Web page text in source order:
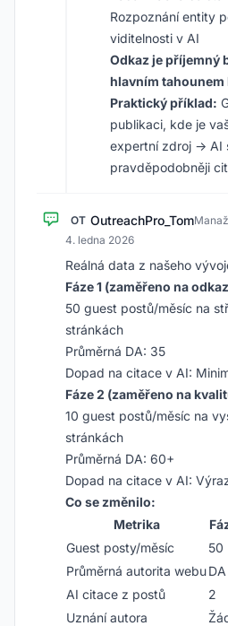
Rozpoznání entity
viditelnosti v AI
Odkaz je příjemný
hlavním tahounem
Praktický příklad:
publikaci, kde je
expertní zdroj → AI
pravděpodobněji
OT OutreachPro_Tom
4. ledna 2026
Reálná data z našeho
Fáze 1 (zaměřeno na
50 guest postů/měsíc na
stránkách
Průměrná DA: 35
Dopad na citace v AI:
Fáze 2 (zaměřeno na
10 guest postů/měsíc na
stránkách
Průměrná DA: 60+
Dopad na citace v AI:
Co se změnilo:
Metrika
Guest posty/měsíc
50
Průměrná autorita webu
AI citace z postů
2
Uznání autora